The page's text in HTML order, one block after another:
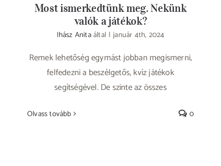
Most ismerkedtünk meg. Nekünk
valók a játékok?
Ihász Anitaáltal | január 4th, 2024
Remek lehetőség egymást jobban megismerni,
felfedezni a beszélgetős, kvíz játékok
segítségével. De szinte az összes
Olvass tovább 0